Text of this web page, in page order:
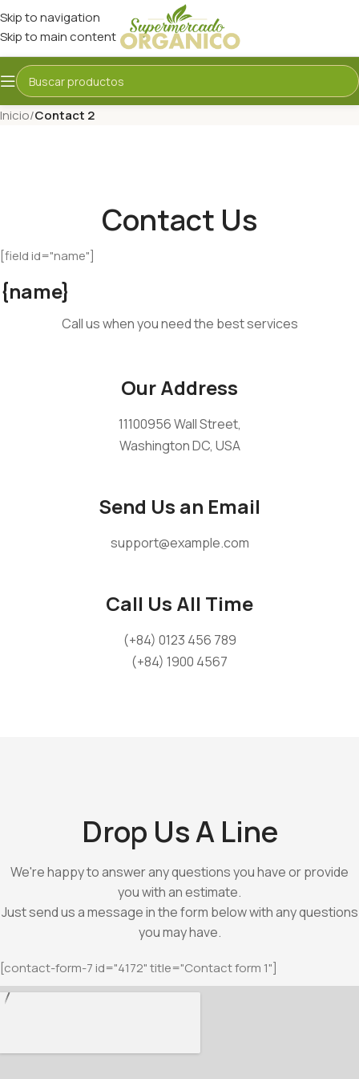
Skip to navigation
Skip to main content
Inicio/Contact 2
Contact Us
[field id="name"]
{name}
Call us when you need the best services
Our Address
11100956 Wall Street,
Washington DC, USA
Send Us an Email
support@example.com
Call Us All Time
(+84) 0123 456 789
(+84) 1900 4567
Drop Us A Line
We're happy to answer any questions you have or provide
you with an estimate.
Just send us a message in the form below with any questions
you may have.
[contact-form-7 id="4172" title="Contact form 1"]